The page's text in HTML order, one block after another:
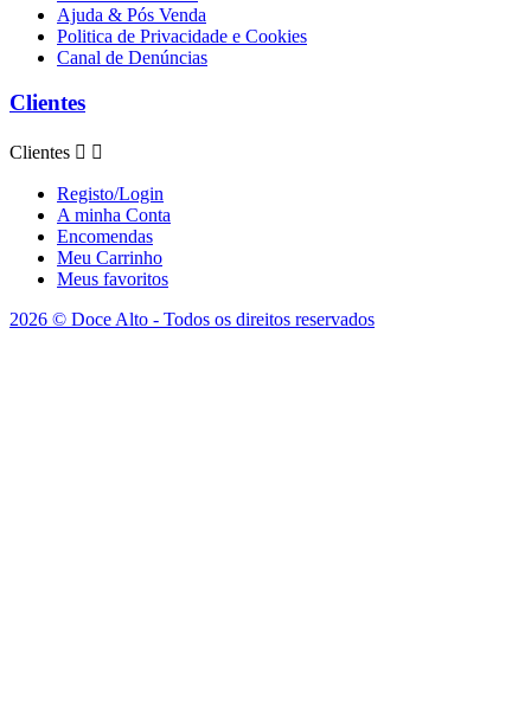
Ajuda & Pós Venda
Politica de Privacidade e Cookies
Canal de Denúncias
Clientes
Clientes  
Registo/Login
A minha Conta
Encomendas
Meu Carrinho
Meus favoritos
2026 © Doce Alto - Todos os direitos reservados